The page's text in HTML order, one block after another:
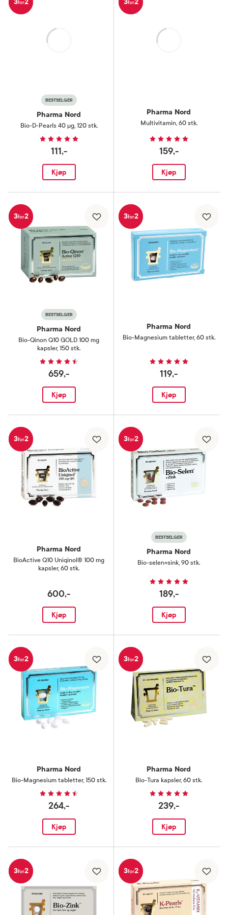
for
BESTSELGER
Pharma Nord
Bio-D-Pearls 40 µg, 120 stk.
111,-
Kjøp
for
Pharma Nord
Multivitamin, 60 stk.
159,-
Kjøp
3for2
BESTSELGER
Pharma Nord
Bio-Qinon Q10 GOLD 100 mg
kapsler, 150 stk.
659,-
Kjøp
3for2
Pharma Nord
Bio-Magnesium tabletter, 60 stk.
119,-
Kjøp
3for2
Pharma Nord
BioActive Q10 Uniqinol® 100 mg
kapsler, 60 stk.
600,-
Kjøp
3for2
BESTSELGER
Pharma Nord
Bio-selen+sink, 90 stk.
189,-
Kjøp
3for2
Pharma Nord
Bio-Magnesium tabletter, 150 stk.
264,-
Kjøp
3for2
Pharma Nord
Bio-Tura kapsler, 60 stk.
239,-
Kjøp
3for2 3for2